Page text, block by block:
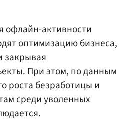
офлайн-активности
оптимизацию бизнеса,
закрывая
При этом, по данным
роста безработицы и
среди уволенных